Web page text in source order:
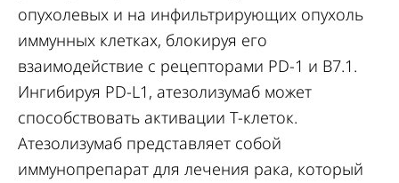
опухолевых и на инфильтрирующих опухоль
иммунных клетках, блокируя его
взаимодействие с рецепторами PD-1 и B7.1.
Ингибируя PD-L1, атезолизумаб может
способствовать активации Т-клеток.
Атезолизумаб представляет собой
иммунопрепарат для лечения рака, который